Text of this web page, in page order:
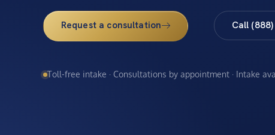
Request a consultation Call
Toll-free intake · Consultations by appointment · Intake